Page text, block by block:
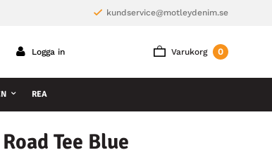
kundservice@motleydenim.se
Varukorg 0
Logga in
REA
Tee Blue